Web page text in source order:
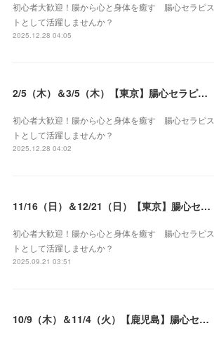
初心者大歓迎！腸から心と身体を癒す 腸心セラピス
トとして活躍しませんか？
2025.12.28 04:05
2/5（木）＆3/5（木）【東京】腸心セラピスト養成コース《２日間コース》開講決定
初心者大歓迎！腸から心と身体を癒す 腸心セラピス
トとして活躍しませんか？
2025.12.28 04:02
11/16（日）＆12/21（日）【東京】腸心セラピスト養成コース《２日間コース》開講決定
初心者大歓迎！腸から心と身体を癒す 腸心セラピス
トとして活躍しませんか？
2025.09.21 03:51
10/9（木）＆11/4（火）【鹿児島】腸心セラピスト養成コース《２日間コース》開講決定